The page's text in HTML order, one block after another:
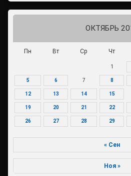
ОКТЯБРЬ
Пн Вт Ср Чт
1
5 6 7 8
12 13 14 15
19 20 21 22
26 27 28 29
« Сен
Ноя »